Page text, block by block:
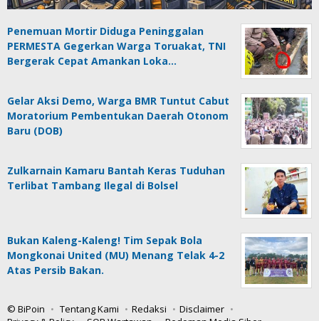
Penemuan Mortir Diduga Peninggalan
PERMESTA Gegerkan Warga Toruakat, TNI
Bergerak Cepat Amankan Loka…
Gelar Aksi Demo, Warga BMR Tuntut Cabut
Moratorium Pembentukan Daerah Otonom
Baru (DOB)
Zulkarnain Kamaru Bantah Keras Tuduhan
Terlibat Tambang Ilegal di Bolsel
Bukan Kaleng-Kaleng! Tim Sepak Bola
Mongkonai United (MU) Menang Telak 4-2
Atas Persib Bakan.
© BiPoin Tentang Kami Redaksi
Disclaimer